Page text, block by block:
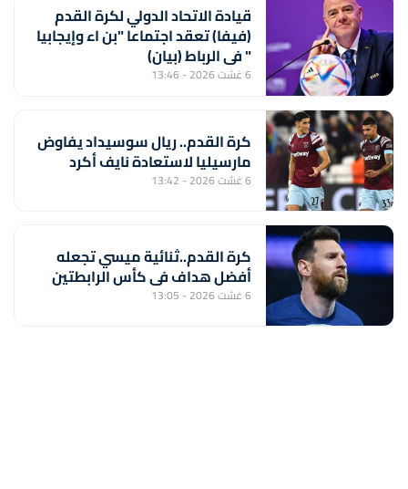
قيادة الاتحاد الدولي لكرة القدم
(فيفا) تعقد اجتماعا "بن اء وإيجابيا
" في الرباط (بيان)
6 غشت 2026 - 13:46
كرة القدم.. ريال سوسيداد يفاوض
مارسيليا لاستعادة نايف أكرد
6 غشت 2026 - 13:42
كرة القدم..ثنائية ميسي تجعله
أفضل هداف في كأس الرابطتين
6 غشت 2026 - 13:05